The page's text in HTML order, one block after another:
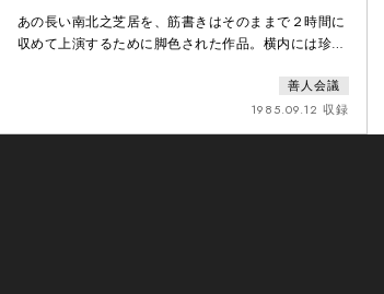
あの長い南北之芝居を、筋書きはそのままで２時間に
収めて上演するために脚色された作品。横内には珍し
善人会議
1985.09.12 収録